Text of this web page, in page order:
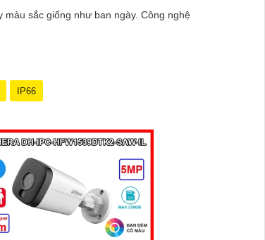
sắc giống như ban ngày. Công nghệ
IP66